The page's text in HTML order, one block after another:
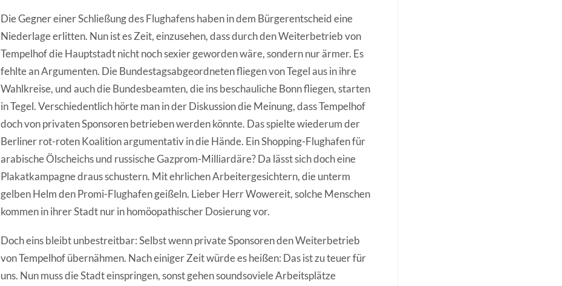
Die Gegner einer Schließung des Flughafens haben in dem Bürgerentscheid eine
Niederlage erlitten. Nun ist es Zeit, einzusehen, dass durch den Weiterbetrieb von
Tempelhof die Hauptstadt nicht noch sexier geworden wäre, sondern nur ärmer. Es
fehlte an Argumenten. Die Bundestagsabgeordneten fliegen von Tegel aus in ihre
Wahlkreise, und auch die Bundesbeamten, die ins beschauliche Bonn fliegen, starten
in Tegel. Verschiedentlich hörte man in der Diskussion die Meinung, dass Tempelhof
doch von privaten Sponsoren betrieben werden könnte. Das spielte wiederum der
Berliner rot-roten Koalition argumentativ in die Hände. Ein Shopping-Flughafen für
arabische Ölscheichs und russische Gazprom-Milliardäre? Da lässt sich doch eine
Plakatkampagne draus schustern. Mit ehrlichen Arbeitergesichtern, die unterm
gelben Helm den Promi-Flughafen geißeln. Lieber Herr Wowereit, solche Menschen
kommen in ihrer Stadt nur in homöopathischer Dosierung vor.
Doch eins bleibt unbestreitbar: Selbst wenn private Sponsoren den Weiterbetrieb
von Tempelhof übernähmen. Nach einiger Zeit würde es heißen: Das ist zu teuer für
uns. Nun muss die Stadt einspringen, sonst gehen soundsoviele Arbeitsplätze